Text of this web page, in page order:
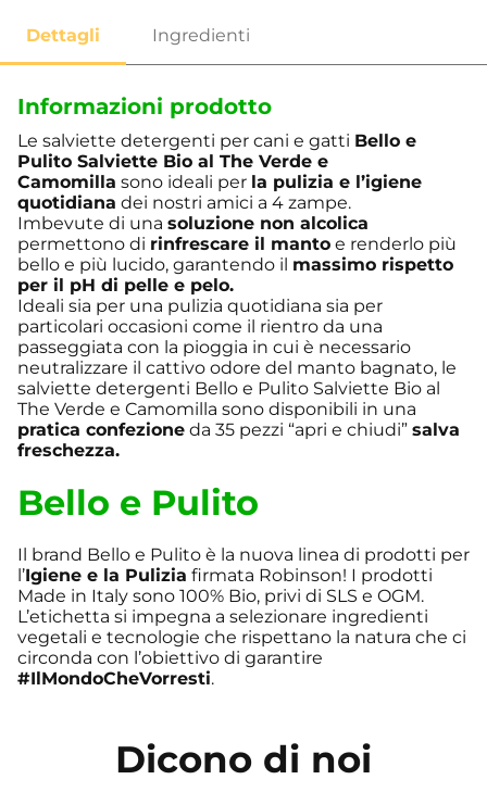
Informazioni prodotto
Le salviette detergenti per cani e gatti Bello e
Pulito Salviette Bio al The Verde e
Camomilla sono ideali per la pulizia e l’igiene
quotidiana dei nostri amici a 4 zampe.
Imbevute di una soluzione non alcolica
permettono di rinfrescare il manto e renderlo più
bello e più lucido, garantendo il massimo rispetto
per il pH di pelle e pelo.
Ideali sia per una pulizia quotidiana sia per
particolari occasioni come il rientro da una
passeggiata con la pioggia in cui è necessario
neutralizzare il cattivo odore del manto bagnato, le
salviette detergenti Bello e Pulito Salviette Bio al
The Verde e Camomilla sono disponibili in una
pratica confezione da 35 pezzi “apri e chiudi” salva
freschezza.
Bello e Pulito
Il brand Bello e Pulito è la nuova linea di prodotti per
l’Igiene e la Pulizia firmata Robinson! I prodotti
Made in Italy sono 100% Bio, privi di SLS e OGM.
L’etichetta si impegna a selezionare ingredienti
vegetali e tecnologie che rispettano la natura che ci
circonda con l’obiettivo di garantire
#IlMondoCheVorresti.
Dicono di noi